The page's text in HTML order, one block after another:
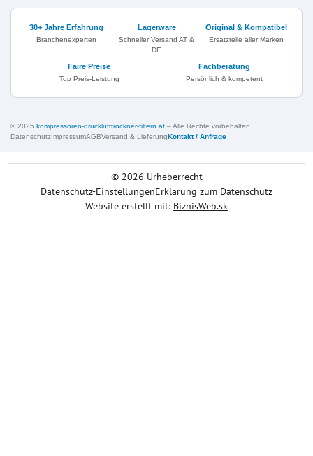
30+ Jahre Erfahrung
Branchenexperten
Lagerware
Schneller Versand AT &
DE
Original & Kompatibel
Ersatzteile aller Marken
Faire Preise
Top Preis-Leistung
Fachberatung
Persönlich & kompetent
© 2025 kompressoren-drucklufttrockner-filtern.at – Alle Rechte vorbehalten.
DatenschutzImpressumAGBVersand & LieferungKontakt / Anfrage
© 2026 Urheberrecht
Datenschutz-EinstellungenErklärung zum Datenschutz
Website erstellt mit: BiznisWeb.sk